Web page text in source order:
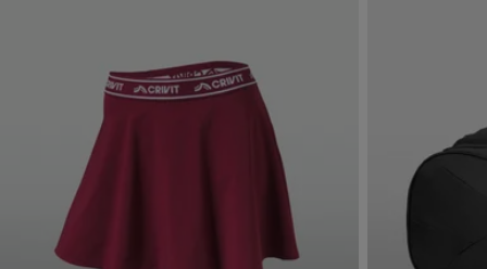
Skip to next section